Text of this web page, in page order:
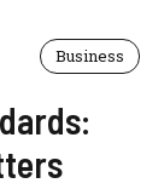
Business